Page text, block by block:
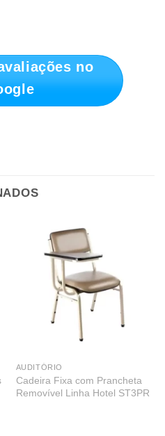
no
AUDITÓRIO
Cadeira Fixa com Prancheta
Removível Linha Hotel ST3PR